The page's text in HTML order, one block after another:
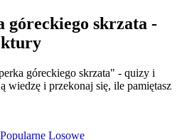
góreckiego skrzata -
góreckiego skrzata" - quizy i
wiedzę i przekonaj się, ile pamiętasz
Popularne Losowe